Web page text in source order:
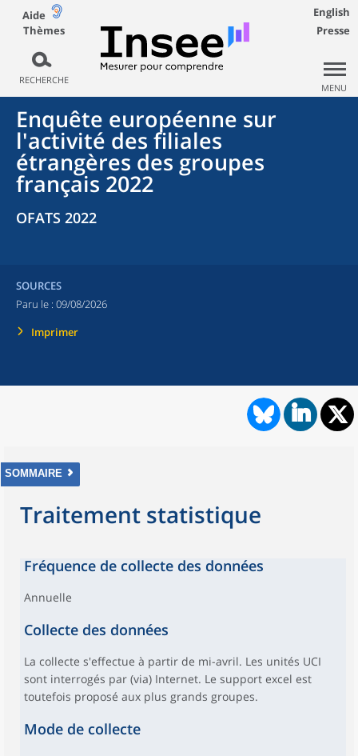
Aide
Thèmes
RECHERCHE
English
Presse
MENU
Enquête européenne sur
l'activité des filiales
étrangères des groupes
français 2022
OFATS 2022
SOURCES
Paru le : 09/08/2026
Imprimer
SOMMAIRE
Traitement statistique
Fréquence de collecte des données
Annuelle
Collecte des données
La collecte s'effectue à partir de mi-avril. Les unités UCI
sont interrogés par (via) Internet. Le support excel est
toutefois proposé aux plus grands groupes.
Mode de collecte